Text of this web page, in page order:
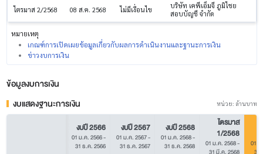
ไตรมาส 2/2568 08 ส.ค. 2568 ไม่มีเงื่อนไข
บริษัท เคพีเอ็มจี ภูมิไชย
สอบบัญชี จำกัด
หมายเหตุ
เกณฑ์การเปิดเผยข้อมูลเกี่ยวกับผลการดำเนินงานและฐานะการเงิน
ข่าวงบการเงิน
ข้อมูลงบการเงิน
งบแสดงฐานะการเงิน
หน่วย: ล้านบาท
งบปี 2566
01 ม.ค. 2566-
31 ธ.ค. 2566
งบปี 2567
01 ม.ค. 2567-
31 ธ.ค. 2567
งบปี 2568
01 ม.ค. 2568-
31 ธ.ค. 2568
ไตรมาส
1/2568
01 ม.ค. 2568-
31 มี.ค. 2568
01 ม
31